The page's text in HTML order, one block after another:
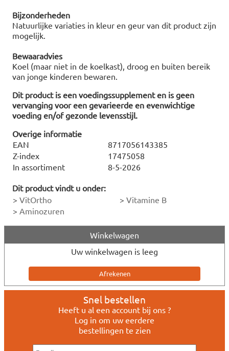
Bijzonderheden
Natuurlijke variaties in kleur en geur van dit product zijn
mogelijk.
Bewaaradvies
Koel (maar niet in de koelkast), droog en buiten bereik
van jonge kinderen bewaren.
Dit product is een voedingssupplement en is geen
vervanging voor een gevarieerde en evenwichtige
voeding en/of gezonde levensstijl.
Overige informatie
EAN
8717056143385
Z-index
17475058
In assortiment
8-5-2026
Dit product vindt u onder:
> VitOrtho > Vitamine B
> Aminozuren
Winkelwagen
Uw winkelwagen is leeg
Snel bestellen
Heeft u al een account bij ons ?
Log in om uw eerdere
bestellingen te zien